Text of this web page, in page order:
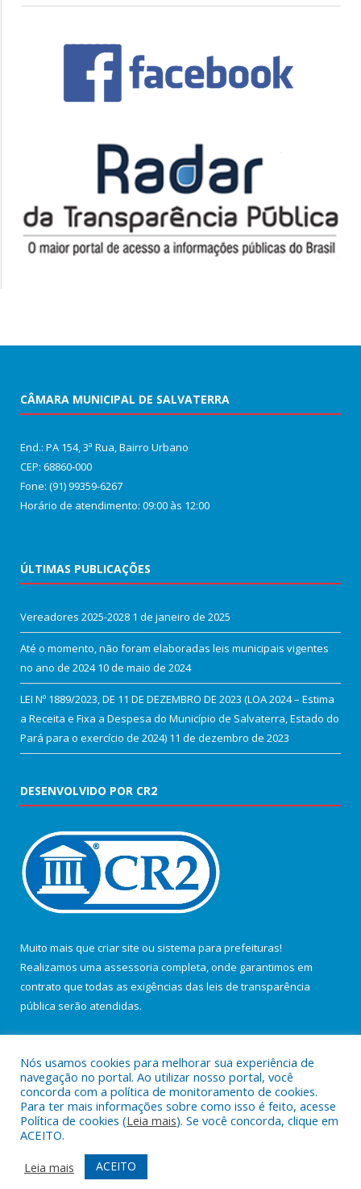
CÂMARA MUNICIPAL DE SALVATERRA
End.: PA 154, 3ª Rua, Bairro Urbano
CEP: 68860‑000
Fone: (91) 99359-6267
Horário de atendimento: 09:00 às 12:00
ÚLTIMAS PUBLICAÇÕES
Vereadores 2025-2028 1 de janeiro de 2025
Até o momento, não foram elaboradas leis municipais vigentes
no ano de 2024 10 de maio de 2024
LEI Nº 1889/2023, DE 11 DE DEZEMBRO DE 2023 (LOA 2024 – Estima
a Receita e Fixa a Despesa do Município de Salvaterra, Estado do
Pará para o exercício de 2024) 11 de dezembro de 2023
DESENVOLVIDO POR CR2
Muito mais que criar site ou sistema para prefeituras!
Realizamos uma assessoria completa, onde garantimos em
contrato que todas as exigências das leis de transparência
pública serão atendidas.
Todos os direitos reservados a Câmara Municipal de Salvaterra.
Mapa do Site
Acessar Área Administrativa
Acessar Webmail
Nós usamos cookies para melhorar sua experiência de
navegação no portal. Ao utilizar nosso portal, você
concorda com a política de monitoramento de cookies.
Para ter mais informações sobre como isso é feito, acesse
Política de cookies (Leia mais). Se você concorda, clique em
ACEITO.
Leia mais
ACEITO